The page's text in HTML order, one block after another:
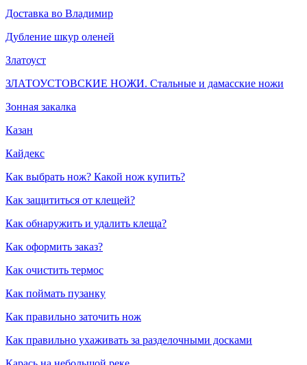
Доставка во Владимир
Дубление шкур оленей
Златоуст
ЗЛАТОУСТОВСКИЕ НОЖИ. Стальные и дамасские ножи
Зонная закалка
Казан
Кайдекс
Как выбрать нож? Какой нож купить?
Как защититься от клещей?
Как обнаружить и удалить клеща?
Как оформить заказ?
Как очистить термос
Как поймать пузанку
Как правильно заточить нож
Как правильно ухаживать за разделочными досками